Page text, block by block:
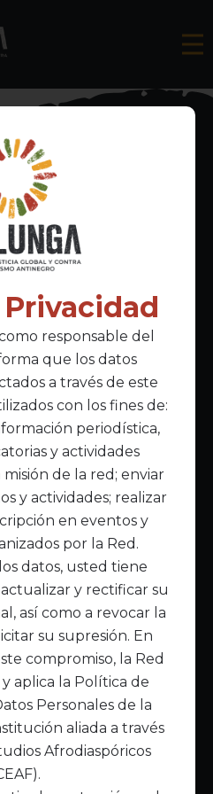
privacidad
de Datos
responsable del
que los datos
a través de este
con los fines de:
periodística,
y actividades
de la red; enviar
y actividades; realizar
en eventos y
por la Red.
datos, usted tiene
y rectificar su
así como a revocar la
su supresión. En
compromiso, la Red
aplica la Política de
Personales de la
aliada a través
Afrodiaspóricos